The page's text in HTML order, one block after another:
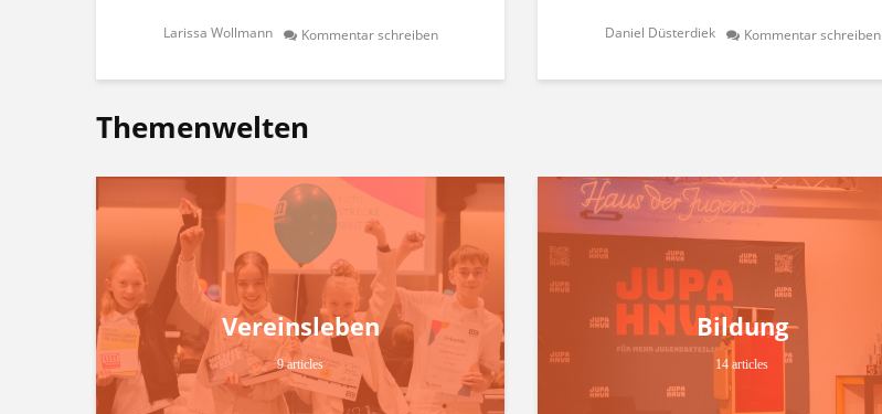
Larissa Wollmann Kommentar schreiben Daniel Düsterdiek Kommentar schreiben
Themenwelten
Vereinsleben
9 articles
Bildung
14 articles